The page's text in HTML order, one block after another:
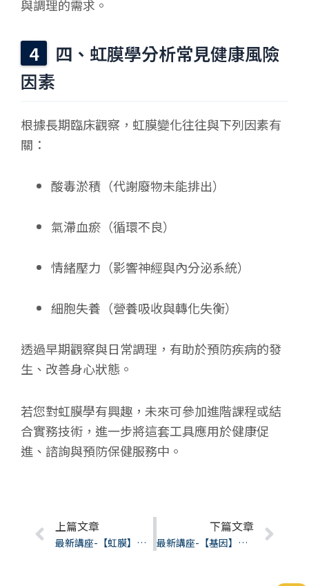
與調理的需求。
四、虹膜學分析常見健康風險
因素
根據長期臨床觀察，虹膜變化往往與下列因素有
關：
酸毒淤積（代謝廢物未能排出）
氣滯血瘀（循環不良）
情緒壓力（影響神經與內分泌系統）
細胞失養（營養吸收與轉化失衡）
透過早期觀察與日常調理，有助於預防疾病的發
生、改善身心狀態。
若您對虹膜學有興趣，未來可參加進階課程或結
合實務技術，進一步將這套工具應用於健康促
進、諮詢與預防保健服務中。
Prev
上篇文章
最新講座-【虹膜】眼見為憑虹膜健康管理線上講座
下篇文章
最新講座-【基因】千金難買早「茲」道丨台中講座